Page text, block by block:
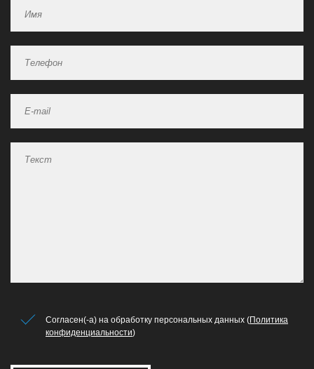
Согласен(-а) на обработку персональных данных (Политика
конфиденциальности)